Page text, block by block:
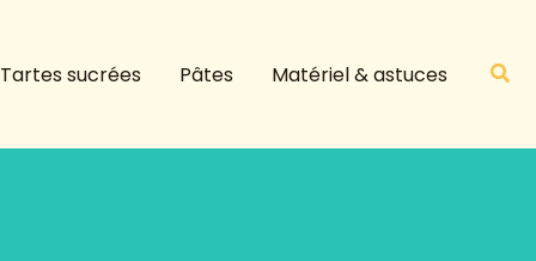
Tartes sucrées Pâtes Matériel & astuces